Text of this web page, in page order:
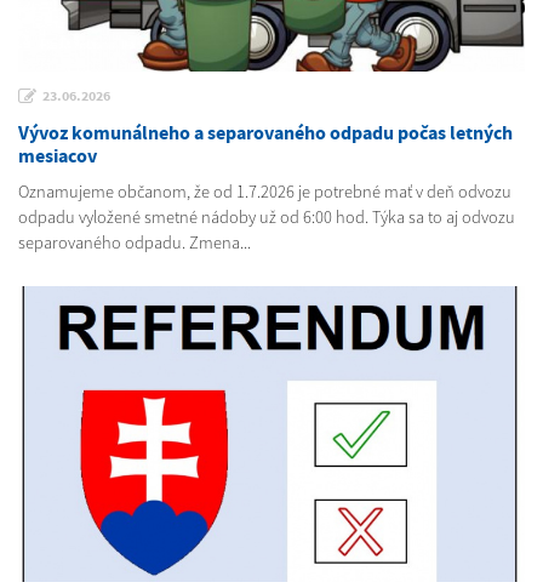
23.06.2026
Vývoz komunálneho a separovaného odpadu počas letných
mesiacov
Oznamujeme občanom, že od 1.7.2026 je potrebné mať v deň odvozu
odpadu vyložené smetné nádoby už od 6:00 hod. Týka sa to aj odvozu
separovaného odpadu. Zmena...